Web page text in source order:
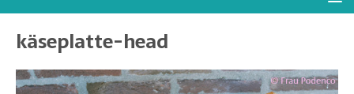
käseplatte-head